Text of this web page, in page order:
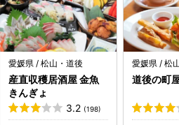
愛媛県 / 松山・道後
産直収穫居酒屋 金魚
きんぎょ
3.2 (198)
愛媛県 / 松
道後の町